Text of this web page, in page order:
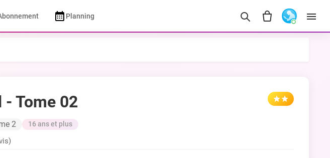
Planning
- Tome 02
2 16 ans et plus